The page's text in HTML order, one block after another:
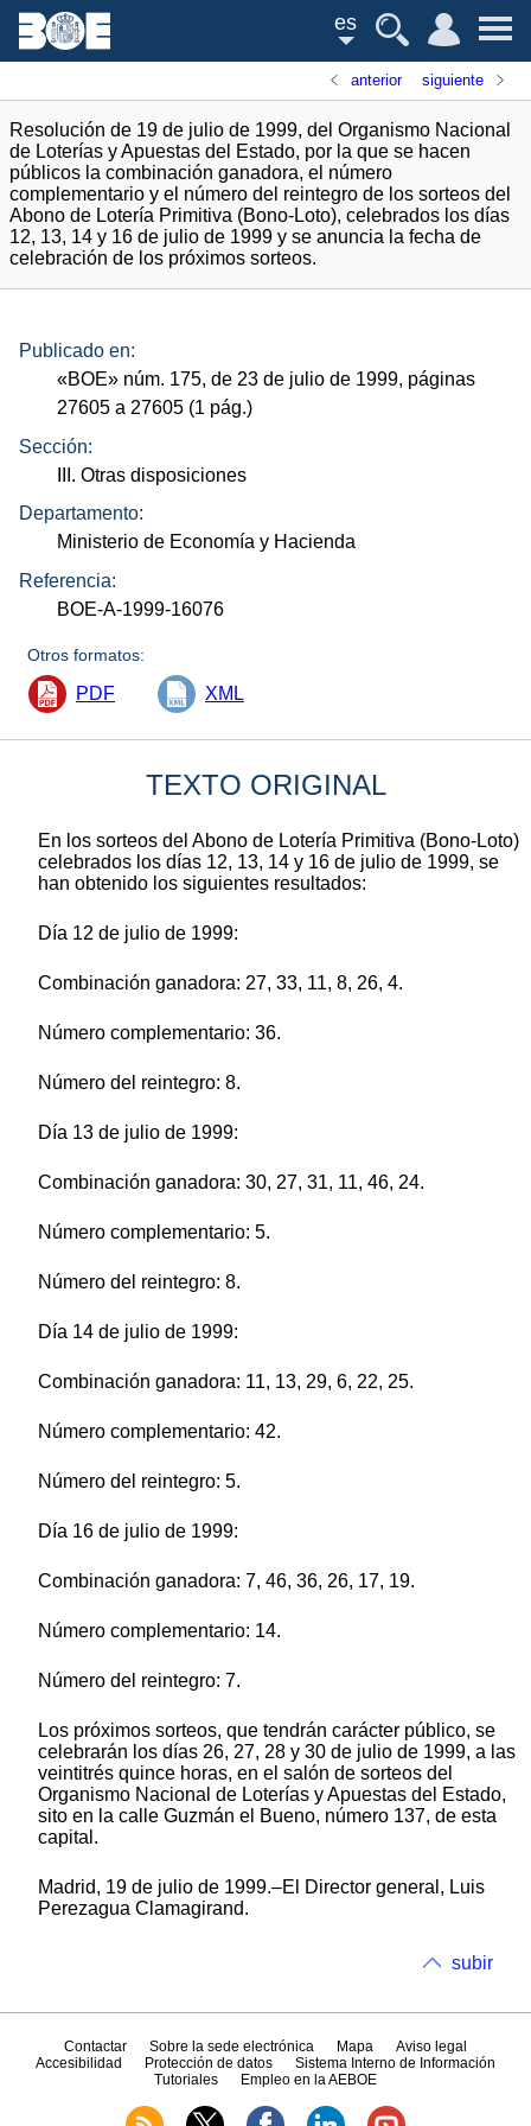
es
anterior siguiente
Resolución de 19 de julio de 1999, del Organismo Nacional
de Loterías y Apuestas del Estado, por la que se hacen
públicos la combinación ganadora, el número
complementario y el número del reintegro de los sorteos del
Abono de Lotería Primitiva (Bono-Loto), celebrados los días
12, 13, 14 y 16 de julio de 1999 y se anuncia la fecha de
celebración de los próximos sorteos.
Publicado en:
«BOE» núm. 175, de 23 de julio de 1999, páginas
27605 a 27605 (1 pág.)
Sección:
III. Otras disposiciones
Departamento:
Ministerio de Economía y Hacienda
Referencia:
BOE-A-1999-16076
Otros formatos:
PDF XML
TEXTO ORIGINAL
En los sorteos del Abono de Lotería Primitiva (Bono-Loto)
celebrados los días 12, 13, 14 y 16 de julio de 1999, se
han obtenido los siguientes resultados:
Día 12 de julio de 1999:
Combinación ganadora: 27, 33, 11, 8, 26, 4.
Número complementario: 36.
Número del reintegro: 8.
Día 13 de julio de 1999:
Combinación ganadora: 30, 27, 31, 11, 46, 24.
Número complementario: 5.
Número del reintegro: 8.
Día 14 de julio de 1999:
Combinación ganadora: 11, 13, 29, 6, 22, 25.
Número complementario: 42.
Número del reintegro: 5.
Día 16 de julio de 1999:
Combinación ganadora: 7, 46, 36, 26, 17, 19.
Número complementario: 14.
Número del reintegro: 7.
Los próximos sorteos, que tendrán carácter público, se
celebrarán los días 26, 27, 28 y 30 de julio de 1999, a las
veintitrés quince horas, en el salón de sorteos del
Organismo Nacional de Loterías y Apuestas del Estado,
sito en la calle Guzmán el Bueno, número 137, de esta
capital.
Madrid, 19 de julio de 1999.–El Director general, Luis
Perezagua Clamagirand.
subir
Contactar Sobre la sede electrónica Mapa
Aviso legal
Accesibilidad
Protección de datos
Sistema Interno de Información
Tutoriales
Empleo en la AEBOE